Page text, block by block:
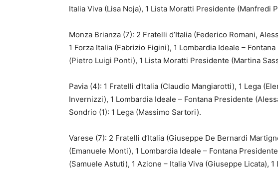
Italia Viva (Lisa Noja), 1 Lista Moratti Presidente (Manfredi
Monza Brianza (7): 2 Fratelli d’Italia (Federico Romani,
1 Forza Italia (Fabrizio Figini), 1 Lombardia Ideale –
(Pietro Luigi Ponti), 1 Lista Moratti Presidente (Martina
Pavia (4): 1 Fratelli d’Italia (Claudio Mangiarotti), 1 Lega
Invernizzi), 1 Lombardia Ideale – Fontana Presidente
Sondrio (1): 1 Lega (Massimo Sartori).
Varese (7): 2 Fratelli d’Italia (Giuseppe De Bernardi
(Emanuele Monti), 1 Lombardia Ideale – Fontana
(Samuele Astuti), 1 Azione – Italia Viva (Giuseppe Licata),